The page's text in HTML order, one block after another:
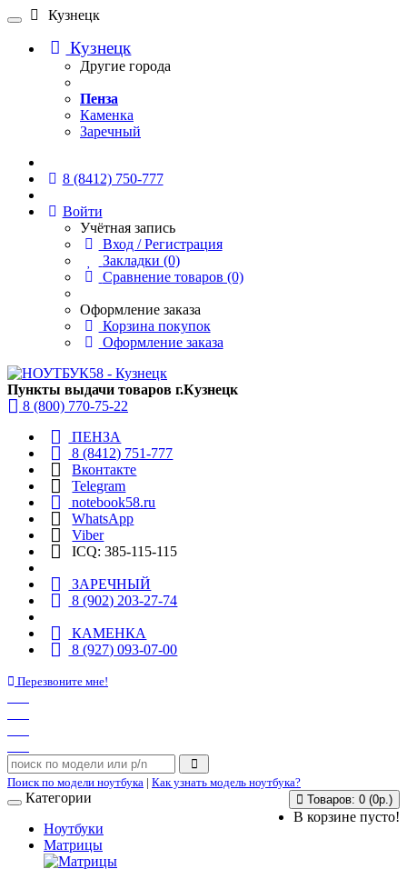
Кузнецк
Кузнецк
Другие города
Пенза
Каменка
Заречный
8 (8412) 750-777
Войти
Учётная запись
Вход / Регистрация
Закладки (0)
Сравнение товаров (0)
Оформление заказа
Корзина покупок
Оформление заказа
Пункты выдачи товаров г.Кузнецк
8 (800) 770-75-22
ПЕНЗА
8 (8412) 751-777
Вконтакте
Telegram
notebook58.ru
WhatsApp
Viber
ICQ: 385-115-115
ЗАРЕЧНЫЙ
8 (902) 203-27-74
КАМЕНКА
8 (927) 093-07-00
Перезвоните мне!
Поиск по модели ноутбука | Как узнать модель ноутбука?
Товаров: 0 (0р.)
В корзине пусто!
Категории
Ноутбуки
Матрицы